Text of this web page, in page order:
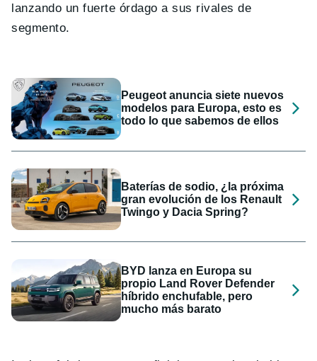
lanzando un fuerte órdago a sus rivales de
segmento.
Peugeot anuncia siete nuevos
modelos para Europa, esto es
todo lo que sabemos de ellos
Baterías de sodio, ¿la próxima
gran evolución de los Renault
Twingo y Dacia Spring?
BYD lanza en Europa su
propio Land Rover Defender
híbrido enchufable, pero
mucho más barato